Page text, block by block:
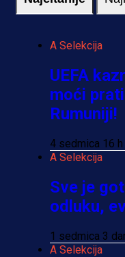
A Selekcija
UEFA
moći
Rumuniji!
4 sedmica 16 h
A Selekcija
Sve je
odluku,
1 sedmica 3
A Selekcija